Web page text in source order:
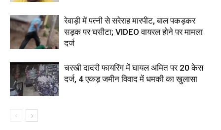
रेवाड़ी में पत्नी से सरेराह मारपीट, बाल पकड़कर
सड़क पर घसीटा; VIDEO वायरल होने पर मामला
दर्ज
चरखी दादरी फायरिंग में घायल अमित पर 20 केस
दर्ज, 4 एकड़ जमीन विवाद में धमकी का खुलासा